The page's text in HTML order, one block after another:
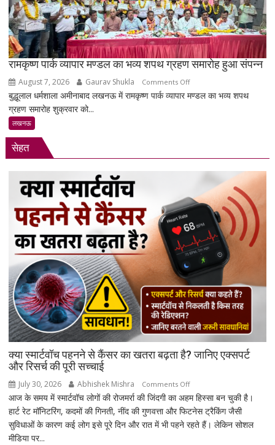
नशा’,
रोजगार
को
लेकर
सरकार
रामकृष्ण पार्क व्यापार मण्डल का भव्य शपथ ग्रहण समारोह हुआ संपन्न
August 7, 2026 Gaurav Shukla Comments Offon
रामकृष्ण
समारोह
संपन्न
बुद्धूलाल धर्मशाला अमीनाबाद लखनऊ में रामकृष्ण पार्क व्यापार मण्डल का भव्य शपथ
ग्रहण समारोह शुक्रवार को...
लखनऊ
सेहत
क्या स्मार्टवॉच पहनने से कैंसर का खतरा बढ़ता है? जानिए एक्सपर्ट
और रिसर्च की पूरी सच्चाई
July 30, 2026 Abhishek Mishra Comments Offon
क्या
स्मार्टवॉच
पहनने
आज के समय में स्मार्टवॉच लोगों की रोजमर्रा की जिंदगी का अहम हिस्सा बन चुकी है।
हार्ट रेट मॉनिटरिंग, कदमों की गिनती, नींद की गुणवत्ता और फिटनेस ट्रैकिंग जैसी
सुविधाओं के कारण कई लोग इसे पूरे दिन और रात में भी पहने रहते हैं। लेकिन सोशल
मीडिया पर...